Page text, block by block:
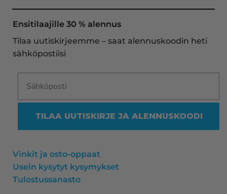
oli noudettavissa postin lokerosta tänään!! En
näe mitään syytä vaihtaa toimittajaa. Kaikki on
ollut mitään moitittavaa! Lämmin suositus!
Ensitilaajille 30 % alennus
Tilaa uutiskirjeemme – saat alennuskoodin heti
sähköpostiisi
TILAA UUTISKIRJE JA ALENNUSKOODI
Vinkit ja osto-oppaat
Usein kysytyt kysymykset
Tulostussanasto